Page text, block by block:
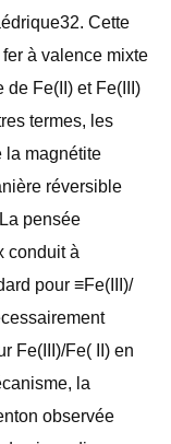
Cette
à valence mixte
de Fe(II) et Fe(III)
termes, les
la magnétite
réversible
pensée
conduit à
pour ≡Fe(III)/
Fe(III)/Fe( II) en
la
observée